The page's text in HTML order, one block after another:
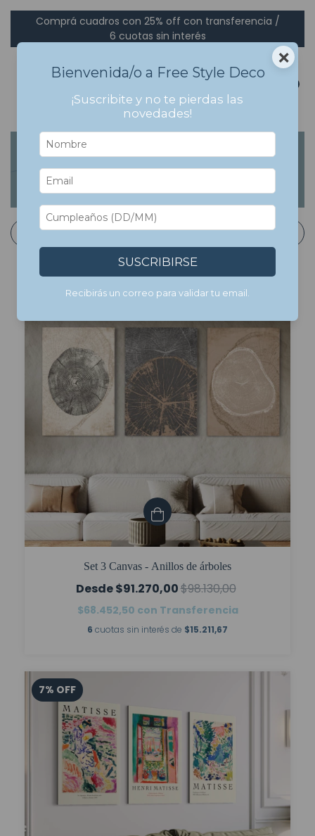
Comprá cuadros con 25% off con transferencia /
6 cuotas sin interés
Inicio > Cuadros Bastidor en Canvas > Arte
Arte
Filtrar
OFF
Set 3 Canvas - Anillos de árboles
$91.270,00$98.130,00
$68.452,50 con Transferencia
6 cuotas sin interés de $15.211,67
7% OFF
×
Bienvenida/o a Free Style Deco
¡Suscribite y no te pierdas las
novedades!
SUSCRIBIRSE
Recibirás un correo para validar tu email.